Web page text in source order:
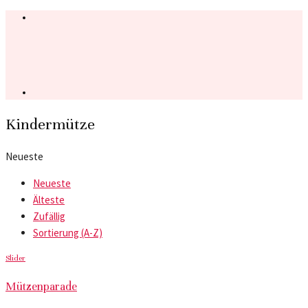
Kindermütze
Neueste
Neueste
Älteste
Zufällig
Sortierung (A-Z)
Slider
Mützenparade